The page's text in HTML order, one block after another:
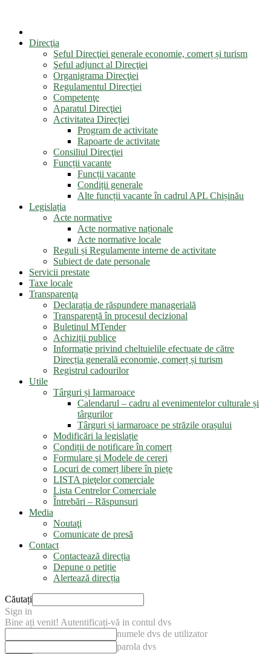
Direcţia
Şeful Direcţiei generale economie, comerț și turism
Şeful adjunct al Direcţiei
Organigrama Direcţiei
Regulamentul Direcției
Competenţe
Aparatul Direcţiei
Activitatea Direcției
Program de activitate
Rapoarte de activitate
Consiliul Direcţiei
Funcții vacante
Funcții vacante
Condiții generale
Alte funcții vacante în cadrul APL Chișinău
Legislația
Acte normative
Acte normative naționale
Acte normative locale
Reguli și Regulamente interne de activitate
Subiect de date personale
Servicii prestate
Taxe locale
Transparenţa
Declarația de răspundere managerială
Transparență în procesul decizional
Buletinul MTender
Achiziții publice
Informație privind cheltuielile efectuate de către
Direcția generală economie, comerț și turism
Registrul cadourilor
Utile
Târguri și Iarmaroace
Calendarul – cadru al evenimentelor culturale și
târgurilor
Târguri și iarmaroace pe străzile orașului
Modificări la legislație
Condiții de notificare în comerț
Formulare şi Modele de cereri
Locuri de comerț libere în piețe
LISTA pieţelor comerciale
Lista Centrelor Comerciale
Întrebări – Răspunsuri
Media
Noutaţi
Comunicate de presă
Contact
Contactează direcția
Depune o petiție
Alertează direcția
Căutați
Sign in
Bine ați venit! Autentificați-vă in contul dvs
numele dvs de utilizator
parola dvs